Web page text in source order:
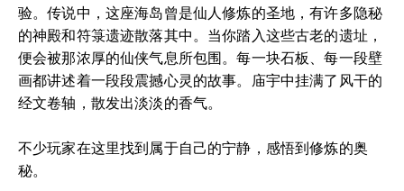
验。传说中，这座海岛曾是仙人修炼的圣地，有许多隐秘
的神殿和符箓遗迹散落其中。当你踏入这些古老的遗址，
便会被那浓厚的仙侠气息所包围。每一块石板、每一段壁
画都讲述着一段段震撼心灵的故事。庙宇中挂满了风干的
经文卷轴，散发出淡淡的香气。
不少玩家在这里找到属于自己的宁静，感悟到修炼的奥
秘。